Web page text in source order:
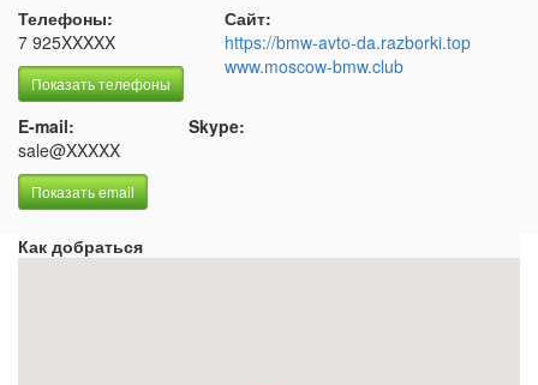
Телефоны:
7 925XXXXX
Показать телефоны
Сайт:
https://bmw-avto-da.razborki.top
www.moscow-bmw.club
E-mail:
sale@XXXXX
Показать email
Skype:
Как добраться